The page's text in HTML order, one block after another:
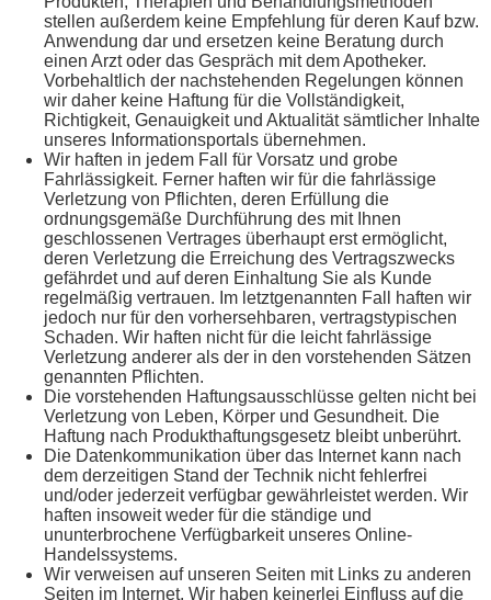
stellen außerdem keine Empfehlung für deren Kauf bzw.
Anwendung dar und ersetzen keine Beratung durch
einen Arzt oder das Gespräch mit dem Apotheker.
Vorbehaltlich der nachstehenden Regelungen können
wir daher keine Haftung für die Vollständigkeit,
Richtigkeit, Genauigkeit und Aktualität sämtlicher Inhalte
unseres Informationsportals übernehmen.
Wir haften in jedem Fall für Vorsatz und grobe
Fahrlässigkeit. Ferner haften wir für die fahrlässige
Verletzung von Pflichten, deren Erfüllung die
ordnungsgemäße Durchführung des mit Ihnen
geschlossenen Vertrages überhaupt erst ermöglicht,
deren Verletzung die Erreichung des Vertragszwecks
gefährdet und auf deren Einhaltung Sie als Kunde
regelmäßig vertrauen. Im letztgenannten Fall haften wir
jedoch nur für den vorhersehbaren, vertragstypischen
Schaden. Wir haften nicht für die leicht fahrlässige
Verletzung anderer als der in den vorstehenden Sätzen
genannten Pflichten.
Die vorstehenden Haftungsausschlüsse gelten nicht bei
Verletzung von Leben, Körper und Gesundheit. Die
Haftung nach Produkthaftungsgesetz bleibt unberührt.
Die Datenkommunikation über das Internet kann nach
dem derzeitigen Stand der Technik nicht fehlerfrei
und/oder jederzeit verfügbar gewährleistet werden. Wir
haften insoweit weder für die ständige und
ununterbrochene Verfügbarkeit unseres Online-
Handelssystems.
Wir verweisen auf unseren Seiten mit Links zu anderen
Seiten im Internet. Wir haben keinerlei Einfluss auf die